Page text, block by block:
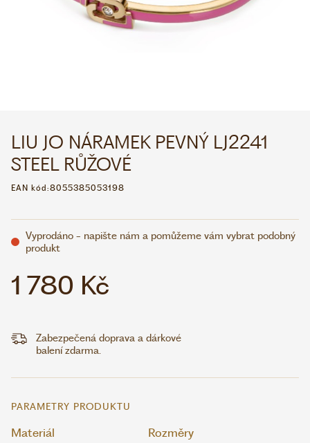
LIU JO NÁRAMEK PEVNÝ LJ2241
STEEL RŮŽOVÉ
EAN kód:8055385053198
Vyprodáno - napište nám a pomůžeme vám vybrat podobný
produkt
1 780 Kč
Zabezpečená doprava a dárkové
balení zdarma.
PARAMETRY PRODUKTU
Materiál Rozměry